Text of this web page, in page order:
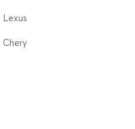
Lexus
Chery